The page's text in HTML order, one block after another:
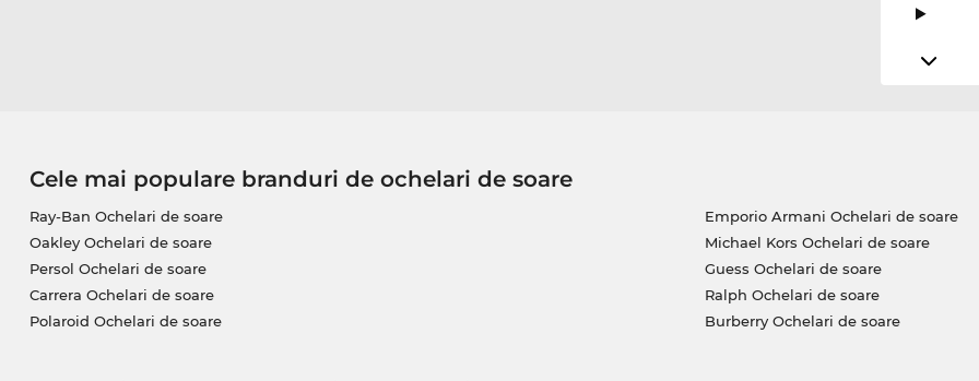
Cele mai populare branduri de ochelari de soare
Ray-Ban Ochelari de soare
Oakley Ochelari de soare
Persol Ochelari de soare
Carrera Ochelari de soare
Polaroid Ochelari de soare
Emporio Armani Ochelari de soare
Michael Kors Ochelari de soare
Guess Ochelari de soare
Ralph Ochelari de soare
Burberry Ochelari de soare